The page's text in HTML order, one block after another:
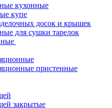
кухонные
купе
досок и крышек
для сушки тарелок
пристенные
закрытые